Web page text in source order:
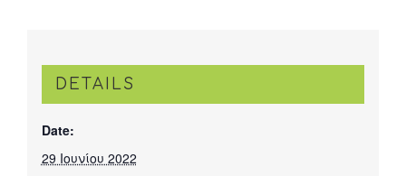
DETAILS
Date:
29 Ιουνίου 2022